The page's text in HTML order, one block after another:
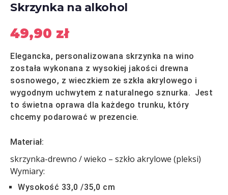
Skrzynka na alkohol
49,90 zł
Elegancka, personalizowana skrzynka na wino
została wykonana z wysokiej jakości drewna
sosnowego, z wieczkiem ze szkła akrylowego i
wygodnym uchwytem z naturalnego sznurka. Jest
to świetna oprawa dla każdego trunku, który
chcemy podarować w prezencie.
Materiał:
skrzynka-drewno / wieko – szkło akrylowe (pleksi)
Wymiary:
Wysokość 33,0 /35,0 cm